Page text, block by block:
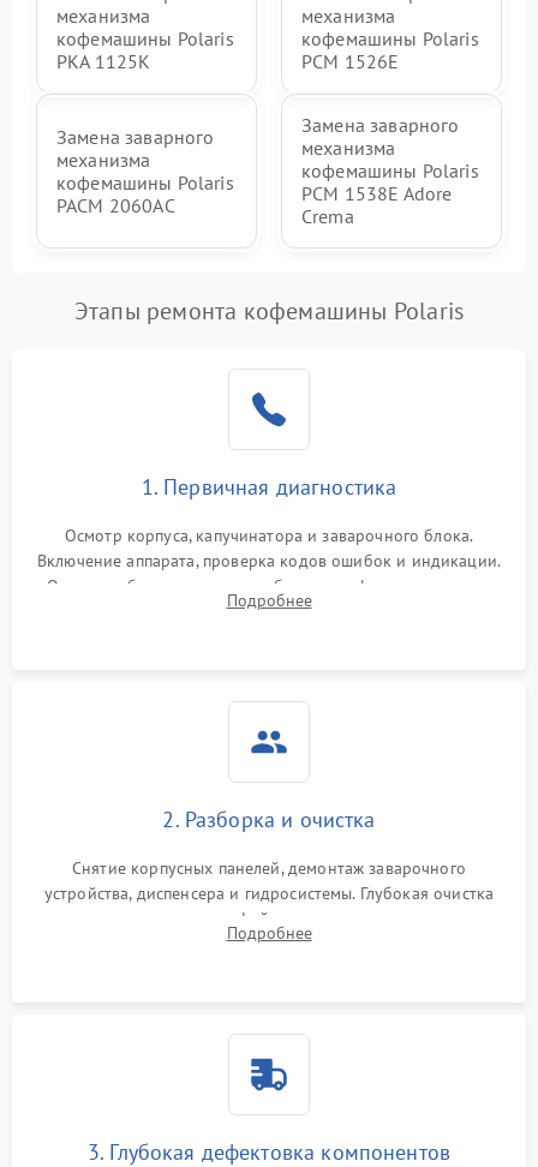
механизма
кофемашины Polaris
PKA 1125K
механизма
кофемашины Polaris
PCM 1526E
Замена заварного
механизма
кофемашины Polaris
PACM 2060AC
Замена заварного
механизма
кофемашины Polaris
PCM 1538E Adore
Crema
Этапы ремонта кофемашины Polaris
1. Первичная диагностика
Осмотр корпуса, капучинатора и заварочного блока.
Включение аппарата, проверка кодов ошибок и индикации.
Оценка работы помпы, термоблока и кофемолки на слух.
Измерение температуры и давления воды для выявления
Подробнее
2. Разборка и очистка
Снятие корпусных панелей, демонтаж заварочного
устройства, диспенсера и гидросистемы. Глубокая очистка
внутренних узлов от кофейных масел, жмыха и накипи.
Промывка дренажных каналов и фильтров с использованием
Подробнее
3. Глубокая дефектовка компонентов